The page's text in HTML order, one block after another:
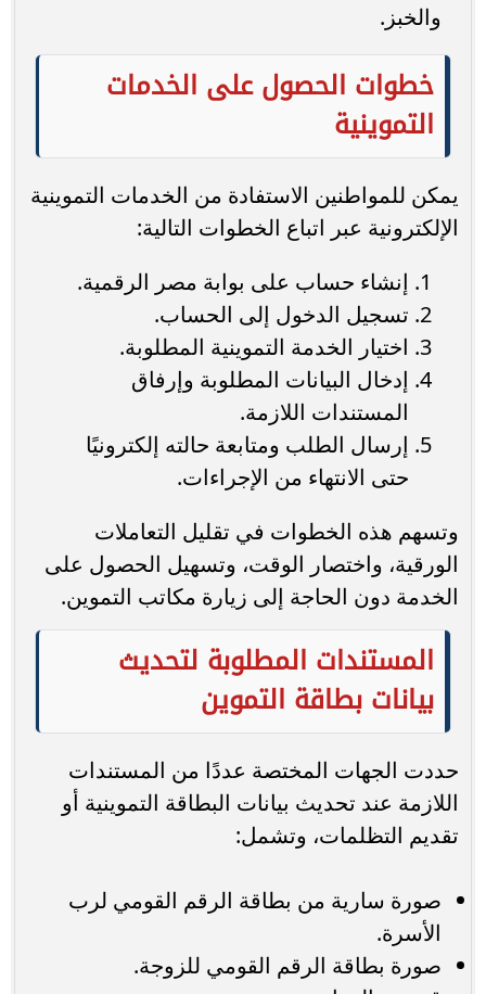
والخبز.
خطوات الحصول على الخدمات
التموينية
يمكن للمواطنين الاستفادة من الخدمات التموينية
الإلكترونية عبر اتباع الخطوات التالية:
إنشاء حساب على بوابة مصر الرقمية.
تسجيل الدخول إلى الحساب.
اختيار الخدمة التموينية المطلوبة.
إدخال البيانات المطلوبة وإرفاق
المستندات اللازمة.
إرسال الطلب ومتابعة حالته إلكترونيًا
حتى الانتهاء من الإجراءات.
وتسهم هذه الخطوات في تقليل التعاملات
الورقية، واختصار الوقت، وتسهيل الحصول على
الخدمة دون الحاجة إلى زيارة مكاتب التموين.
المستندات المطلوبة لتحديث
بيانات بطاقة التموين
حددت الجهات المختصة عددًا من المستندات
اللازمة عند تحديث بيانات البطاقة التموينية أو
تقديم التظلمات، وتشمل:
صورة سارية من بطاقة الرقم القومي لرب
الأسرة.
صورة بطاقة الرقم القومي للزوجة.